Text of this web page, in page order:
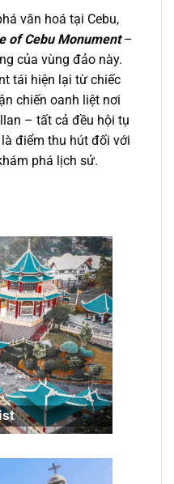
văn hoá tại Cebu,
of Cebu Monument–
của vùng đảo này.
tái hiện lại từ chiếc
chiến oanh liệt nơi
– tất cả đều hội tụ
điểm thu hút đối với
phá lịch sử.